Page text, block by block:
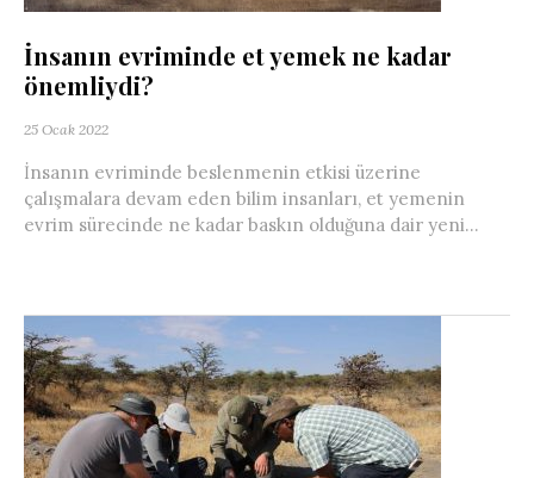
İnsanın evriminde et yemek ne kadar
önemliydi?
25 Ocak 2022
İnsanın evriminde beslenmenin etkisi üzerine
çalışmalara devam eden bilim insanları, et yemenin
evrim sürecinde ne kadar baskın olduğuna dair yeni...